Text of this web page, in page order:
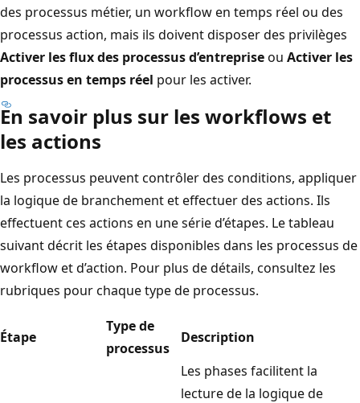
des processus métier, un workflow en temps réel ou des
processus action, mais ils doivent disposer des privilèges
Activer les flux des processus d’entrepriseou Activer les
processus en temps réel pour les activer.
En savoir plus sur les workflows et
les actions
Les processus peuvent contrôler des conditions, appliquer
la logique de branchement et effectuer des actions. Ils
effectuent ces actions en une série d’étapes. Le tableau
suivant décrit les étapes disponibles dans les processus de
workflow et d’action. Pour plus de détails, consultez les
rubriques pour chaque type de processus.
Étape
Type de
processus
Description
Les phases facilitent la
lecture de la logique de